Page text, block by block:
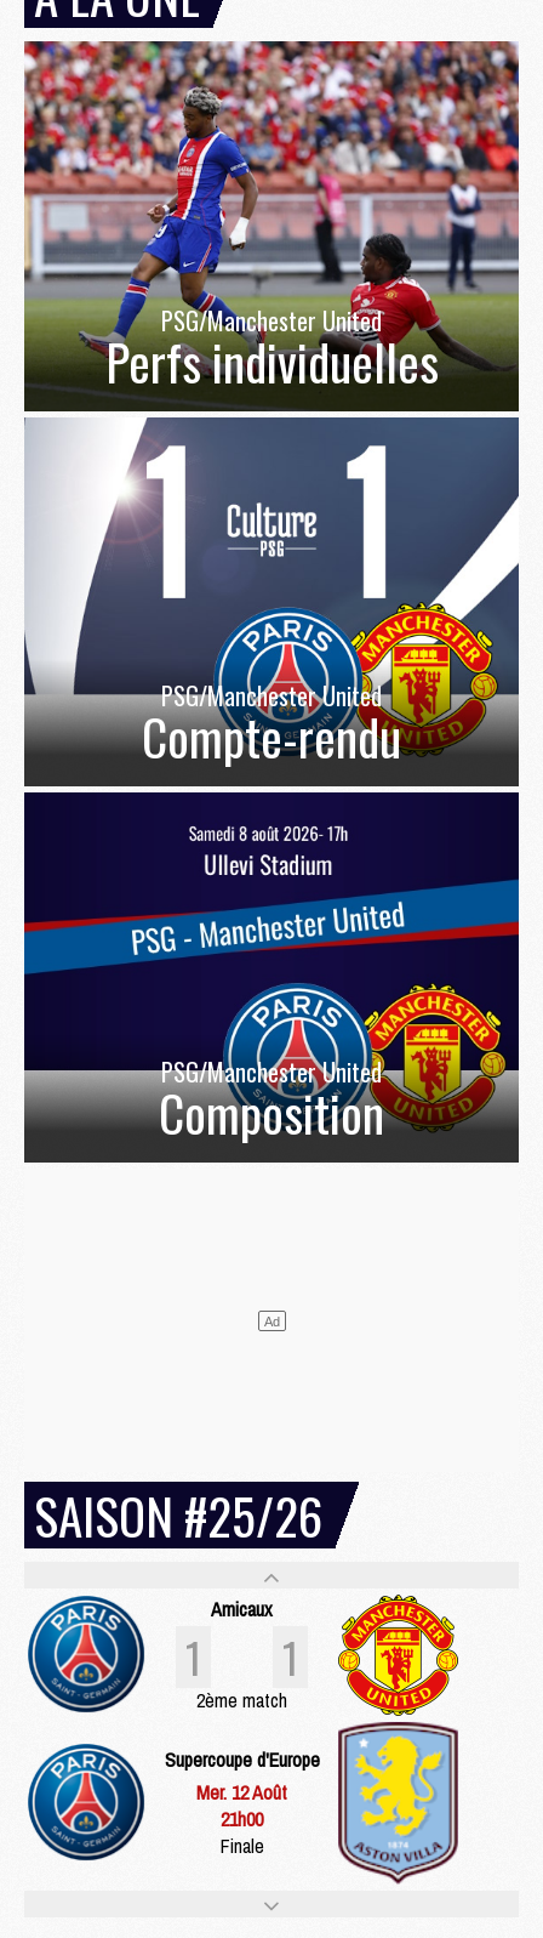
PSG/Manchester United
Perfs individuelles
PSG/Manchester United
Compte-rendu
PSG/Manchester United
Composition
SAISON #25/26
Amicaux
1 1
2ème match
Supercoupe d'Europe
Mer. 12 Août
21h00
Finale